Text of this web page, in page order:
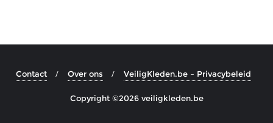
Contact Over ons VeiligKleden.be – Privacybeleid
Copyright ©2026 veiligkleden.be